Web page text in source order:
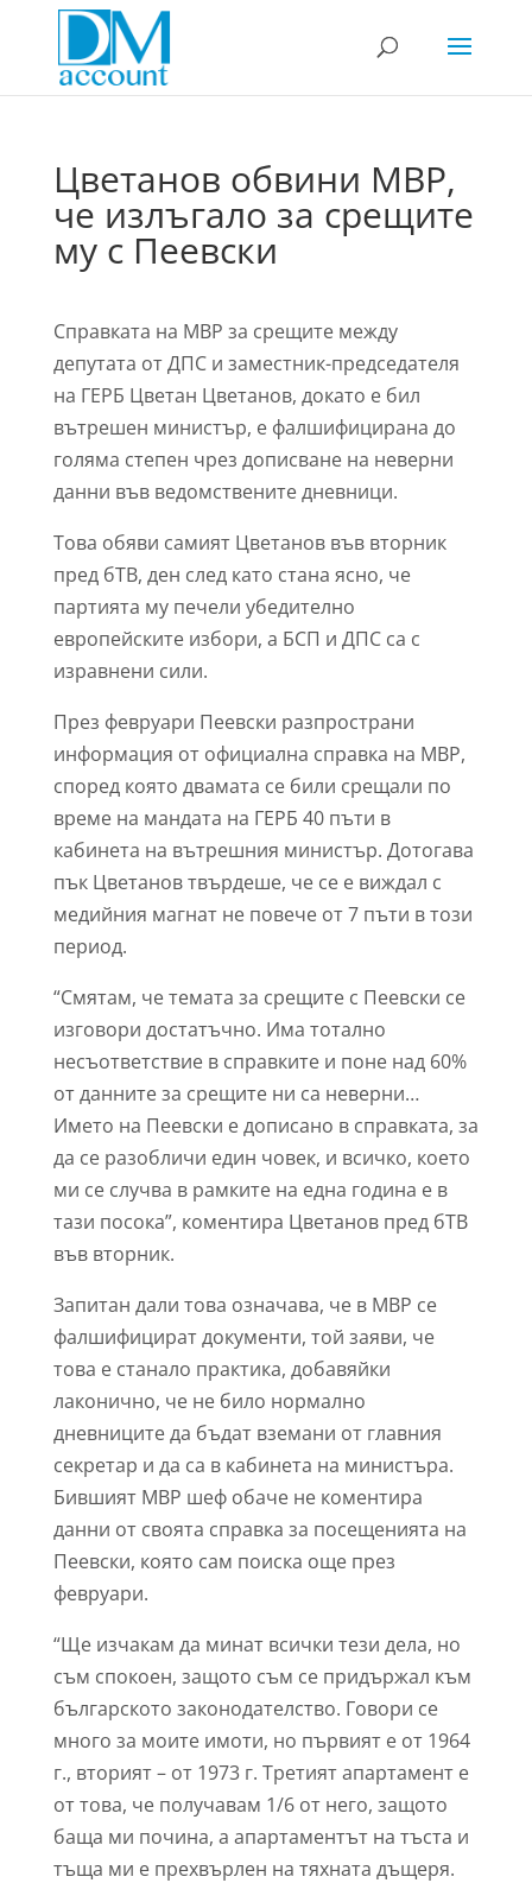
Цветанов обвини МВР,
че излъгало за срещите
му с Пеевски
Справката на МВР за срещите между
депутата от ДПС и заместник-председателя
на ГЕРБ Цветан Цветанов, докато е бил
вътрешен министър, е фалшифицирана до
голяма степен чрез дописване на неверни
данни във ведомствените дневници.
Това обяви самият Цветанов във вторник
пред бТВ, ден след като стана ясно, че
партията му печели убедително
европейските избори, а БСП и ДПС са с
изравнени сили.
През февруари Пеевски разпространи
информация от официална справка на МВР,
според която двамата се били срещали по
време на мандата на ГЕРБ 40 пъти в
кабинета на вътрешния министър. Дотогава
пък Цветанов твърдеше, че се е виждал с
медийния магнат не повече от 7 пъти в този
период.
“Смятам, че темата за срещите с Пеевски се
изговори достатъчно. Има тотално
несъответствие в справките и поне над 60%
от данните за срещите ни са неверни…
Името на Пеевски е дописано в справката, за
да се разобличи един човек, и всичко, което
ми се случва в рамките на една година е в
тази посока”, коментира Цветанов пред бТВ
във вторник.
Запитан дали това означава, че в МВР се
фалшифицират документи, той заяви, че
това е станало практика, добавяйки
лаконично, че не било нормално
дневниците да бъдат вземани от главния
секретар и да са в кабинета на министъра.
Бившият МВР шеф обаче не коментира
данни от своята справка за посещенията на
Пеевски, която сам поиска още през
февруари.
“Ще изчакам да минат всички тези дела, но
съм спокоен, защото съм се придържал към
българското законодателство. Говори се
много за моите имоти, но първият е от 1964
г., вторият – от 1973 г. Третият апартамент е
от това, че получавам 1/6 от него, защото
баща ми почина, а апартаментът на тъста и
тъща ми е прехвърлен на тяхната дъщеря.